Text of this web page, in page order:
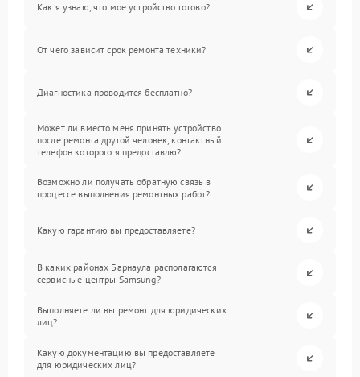
Как я узнаю, что мое устройство готово?
От чего зависит срок ремонта техники?
Диагностика проводится бесплатно?
Может ли вместо меня принять устройство
после ремонта другой человек, контактный
телефон которого я предоставлю?
Возможно ли получать обратную связь в
процессе выполнения ремонтных работ?
Какую гарантию вы предоставляете?
В каких районах Барнаула располагаются
сервисные центры Samsung?
Выполняете ли вы ремонт для юридических
лиц?
Какую документацию вы предоставляете
для юридических лиц?